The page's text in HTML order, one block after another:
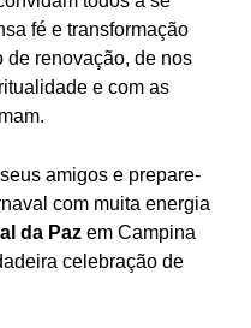
fé e transformação
de renovação, de nos
e com as
amigos e prepare-
com muita energia
da Paz em Campina
celebração de